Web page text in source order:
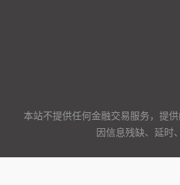
本站不提供任何金融交易服务，提
因信息残缺、延时